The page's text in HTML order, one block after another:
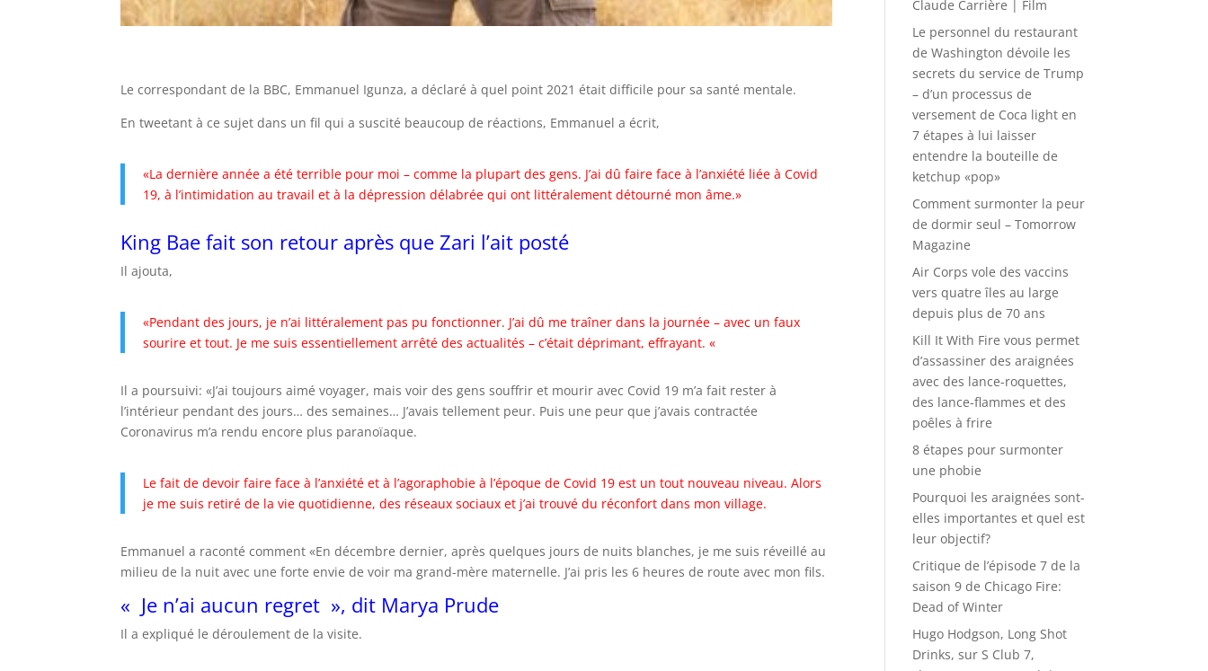
Le correspondant de la BBC, Emmanuel Igunza, a déclaré à quel point 2021 était difficile pour sa santé mentale.
En tweetant à ce sujet dans un fil qui a suscité beaucoup de réactions, Emmanuel a écrit,
«La dernière année a été terrible pour moi – comme la plupart des gens. J’ai dû faire face à l’anxiété liée à Covid
19, à l’intimidation au travail et à la dépression délabrée qui ont littéralement détourné mon âme.»
King Bae fait son retour après que Zari l’ait posté
Il ajouta,
«Pendant des jours, je n’ai littéralement pas pu fonctionner. J’ai dû me traîner dans la journée – avec un faux
sourire et tout. Je me suis essentiellement arrêté des actualités – c’était déprimant, effrayant. «
Il a poursuivi: «J’ai toujours aimé voyager, mais voir des gens souffrir et mourir avec Covid 19 m’a fait rester à
l’intérieur pendant des jours… des semaines… J’avais tellement peur. Puis une peur que j’avais contractée
Coronavirus m’a rendu encore plus paranoïaque.
Le fait de devoir faire face à l’anxiété et à l’agoraphobie à l’époque de Covid 19 est un tout nouveau niveau. Alors
je me suis retiré de la vie quotidienne, des réseaux sociaux et j’ai trouvé du réconfort dans mon village.
Emmanuel a raconté comment «En décembre dernier, après quelques jours de nuits blanches, je me suis réveillé au
milieu de la nuit avec une forte envie de voir ma grand-mère maternelle. J’ai pris les 6 heures de route avec mon fils.
« Je n’ai aucun regret », dit Marya Prude
Il a expliqué le déroulement de la visite.
Claude Carrière | Film
Le personnel du restaurant
de Washington dévoile les
secrets du service de Trump
– d’un processus de
versement de Coca light en
7 étapes à lui laisser
entendre la bouteille de
ketchup «pop»
Comment surmonter la peur
de dormir seul – Tomorrow
Magazine
Air Corps vole des vaccins
vers quatre îles au large
depuis plus de 70 ans
Kill It With Fire vous permet
d’assassiner des araignées
avec des lance-roquettes,
des lance-flammes et des
poêles à frire
8 étapes pour surmonter
une phobie
Pourquoi les araignées sont-
elles importantes et quel est
leur objectif?
Critique de l’épisode 7 de la
saison 9 de Chicago Fire:
Dead of Winter
Hugo Hodgson, Long Shot
Drinks, sur S Club 7,